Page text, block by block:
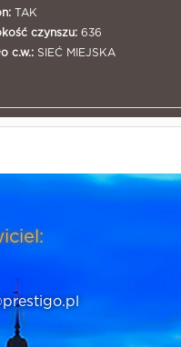
TAK
czynszu: 636
c.w.: SIEĆ MIEJSKA